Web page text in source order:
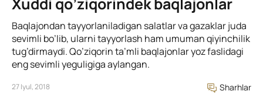
Baqlajondan tayyorlaniladigan salatlar va gazaklar juda
sevimli bo’lib, ularni tayyorlash ham umuman qiyinchilik
tug’dirmaydi. Qo’ziqorin ta’mli baqlajonlar yoz faslidagi
eng sevimli yeguligiga aylangan.
27 Iyul, 2018 Sharhlar